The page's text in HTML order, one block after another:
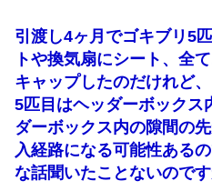
引渡し4ヶ月でゴキブリ5
トや換気扇にシート、全
キャップしたのだけれど
5匹目はヘッダーボックス
ダーボックス内の隙間の
入経路になる可能性ある
な話聞いたことないので